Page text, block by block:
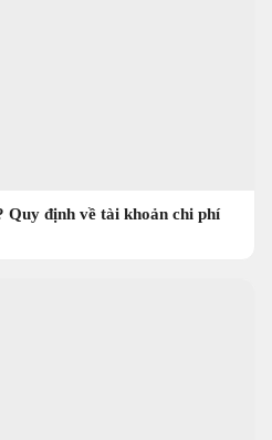
định về tài khoản chi phí